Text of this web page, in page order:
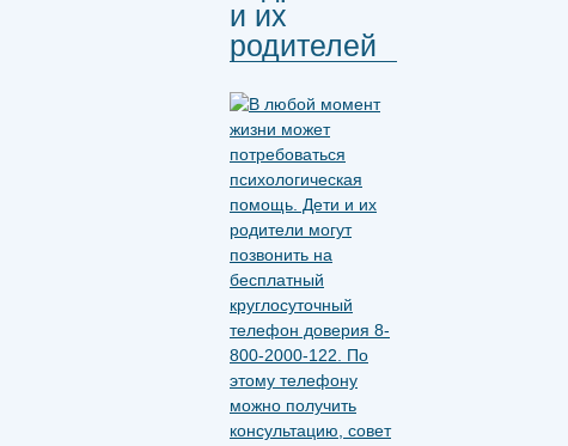
и их
родителей